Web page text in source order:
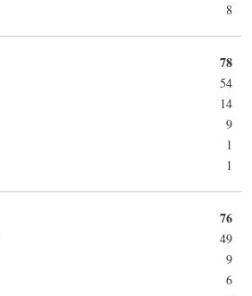
8
78
54
14
9
1
1
76
49
9
6